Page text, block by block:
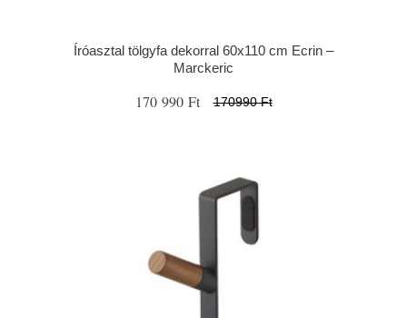
Íróasztal tölgyfa dekorral 60x110 cm Ecrin –
Marckeric
170 990 Ft 170990 Ft